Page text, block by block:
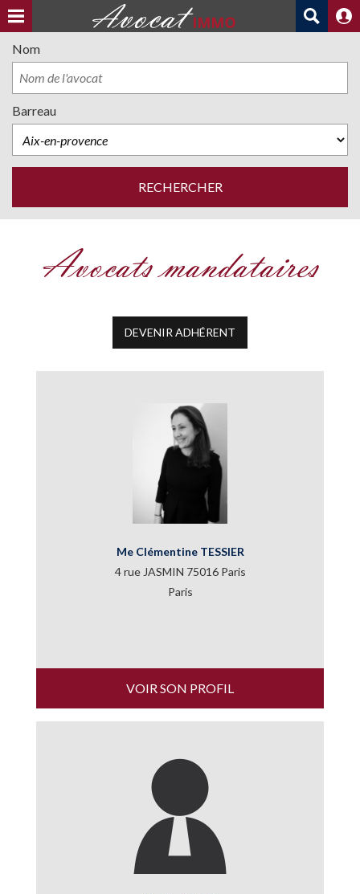
Nom
Barreau
Avocats mandataires
DEVENIR ADHÉRENT
Me Clémentine TESSIER
4 rue JASMIN 75016 Paris
Paris
VOIR SON PROFIL